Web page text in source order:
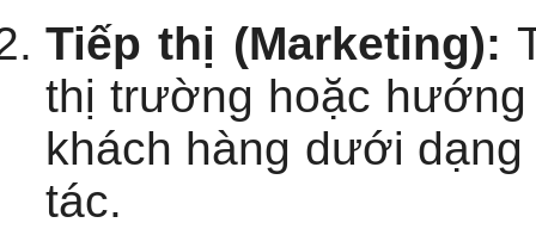
Tiếp thị (Marketing):
thị trường hoặc
khách hàng dưới
tác.